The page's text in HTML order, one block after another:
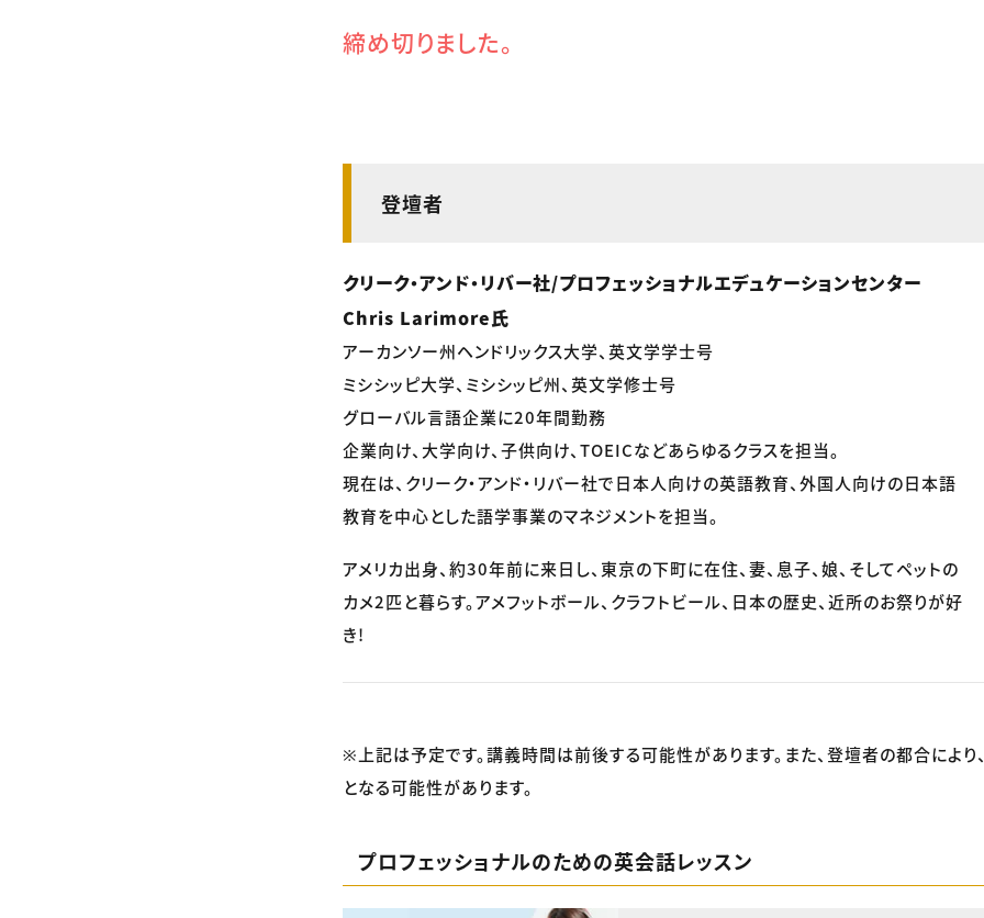
締め切りました。
登壇者
クリーク・アンド・リバー社/プロフェッショナルエデュケーションセンター
Chris Larimore氏
アーカンソー州ヘンドリックス大学、英文学学士号
ミシシッピ大学、ミシシッピ州、英文学修士号
グローバル言語企業に20年間勤務
企業向け、大学向け、子供向け、TOEICなどあらゆるクラスを担当。
現在は、クリーク・アンド・リバー社で日本人向けの英語教育、外国人向けの日本語
教育を中心とした語学事業のマネジメントを担当。
アメリカ出身、約30年前に来日し、東京の下町に在住、妻、息子、娘、そしてペットの
カメ2匹と暮らす。アメフットボール、クラフトビール、日本の歴史、近所のお祭りが好
き!
※上記は予定です。講義時間は前後する可能性があります。また、登壇者の都合によ
となる可能性があります。
プロフェッショナルのための英会話レッスン